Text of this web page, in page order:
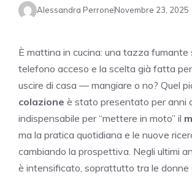
Alessandra PerroneNovembre 23, 2025
È mattina in cucina: una tazza fumante
telefono acceso e la scelta già fatta
uscire di casa — mangiare o no? Quel
colazione è stato presentato per anni
indispensabile per “mettere in moto” il
ma la pratica quotidiana e le nuove
cambiando la prospettiva. Negli ultimi
è intensificato, soprattutto tra le donne